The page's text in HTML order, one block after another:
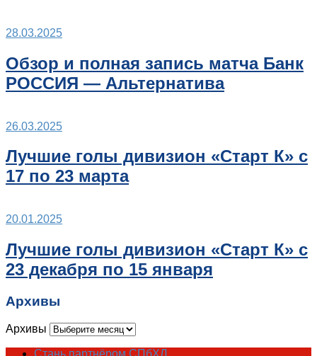
28.03.2025
Обзор и полная запись матча Банк
РОССИЯ — Альтернатива
26.03.2025
Лучшие голы дивизион «Старт К» с
17 по 23 марта
20.01.2025
Лучшие голы дивизион «Старт К» с
23 декабря по 15 января
Архивы
Архивы
Стань партнёром СПбХЛ